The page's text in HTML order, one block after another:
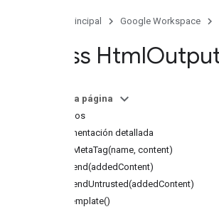
Página principal Google Workspace
Class Html
En esta página
Métodos
Documentación detallada
addMetaTag(name, content)
append(addedContent)
appendUntrusted(addedContent)
asTemplate()